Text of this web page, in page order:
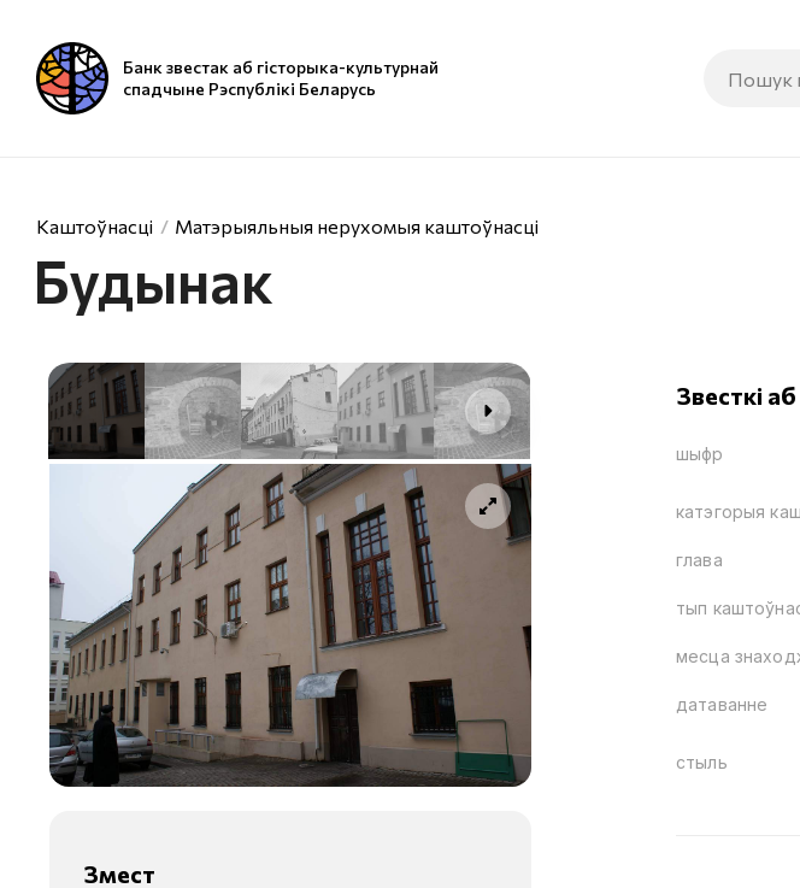
Банк звестак аб гісторыка-культурнай
спадчыне Рэспублікі Беларусь
Каштоўнасці Матэрыяльныя нерухомыя каштоўнасці
Будынак
Змест
Звесткі
шыфр
катэгорыя
глава
тып
месца
датаванне
стыль